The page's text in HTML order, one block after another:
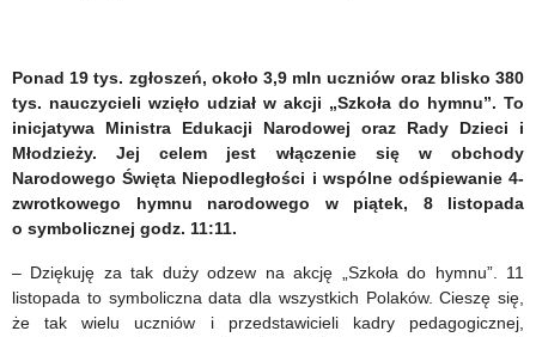
Ponad 19 tys. zgłoszeń, około 3,9 mln uczniów oraz blisko 380
tys. nauczycieli wzięło udział w akcji „Szkoła do hymnu”. To
inicjatywa Ministra Edukacji Narodowej oraz Rady Dzieci i
Młodzieży. Jej celem jest włączenie się w obchody
Narodowego Święta Niepodległości i wspólne odśpiewanie 4-
zwrotkowego hymnu narodowego w piątek, 8 listopada
o symbolicznej godz. 11:11.
– Dziękuję za tak duży odzew na akcję „Szkoła do hymnu”. 11
listopada to symboliczna data dla wszystkich Polaków. Cieszę się,
że tak wielu uczniów i przedstawicieli kadry pedagogicznej,
szkoły”